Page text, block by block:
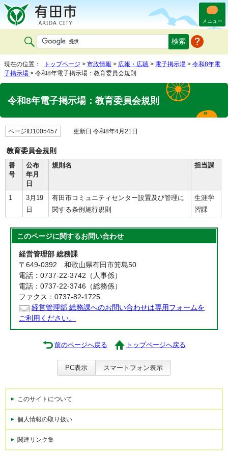
メニュー
現在の位置： トップページ > 市政情報 > 広報・広聴 > 電子掲示場 > 令和8年電
子掲示場 > 令和8年電子掲示場：教育委員会規則
令和8年電子掲示場：教育委員会規則
ページID1005457 更新日 令和8年4月21日
教育委員会規則
番
号
公布
年月
日
規則名 担当課
1
3月19
日
有田市コミュニティセンター設置及び管理に
関する条例施行規則
生涯学
習課
このページに関するお問い合わせ
経営管理部 総務課
〒649-0392 和歌山県有田市箕島50
電話：0737-22-3742（人事係）
電話：0737-22-3746（総務係）
ファクス：0737-82-1725
経営管理部 総務課へのお問い合わせは専用フォームを
ご利用ください。
前のページへ戻る トップページへ戻る
PC表示 スマートフォン表示
このサイトについて
個人情報の取り扱い
関連リンク集